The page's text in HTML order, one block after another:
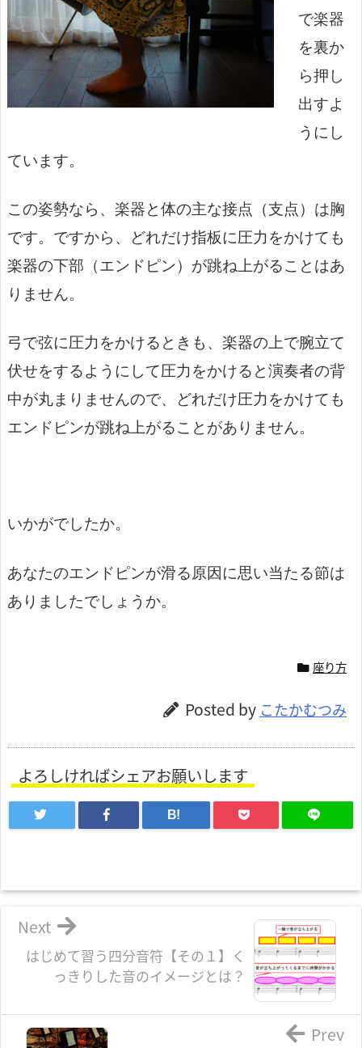
で楽器
を裏か
ら押し
出すよ
うにし
ています。
この姿勢なら、楽器と体の主な接点（支点）は胸
です。ですから、どれだけ指板に圧力をかけても
楽器の下部（エンドピン）が跳ね上がることはあ
りません。
弓で弦に圧力をかけるときも、楽器の上で腕立て
伏せをするようにして圧力をかけると演奏者の背
中が丸まりませんので、どれだけ圧力をかけても
エンドピンが跳ね上がることがありません。
いかがでしたか。
あなたのエンドピンが滑る原因に思い当たる節は
ありましたでしょうか。
座り方
Posted by こたかむつみ
よろしければシェアお願いします
B!
はじめて習う四分音符【その１】く
っきりした音のイメージとは？
Next
Prev